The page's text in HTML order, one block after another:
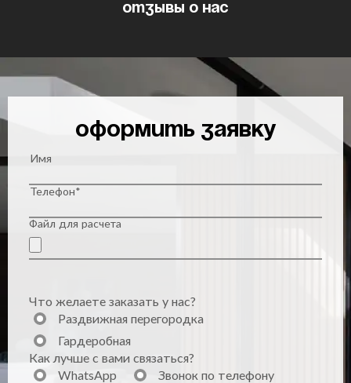
Отзывы о нас
Оформить заявку
Имя
Телефон*
Файл для расчета
Что желаете заказать у нас?
Раздвижная перегородка
Гардеробная
Как лучше с вами связаться?
WhatsApp
Звонок по телефону